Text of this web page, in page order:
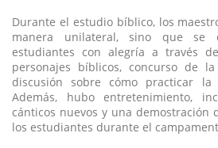
Durante el estudio bíblico, los
manera unilateral, sino que se
estudiantes con alegría a través
personajes bíblicos, concurso de
discusión sobre cómo practicar
Además, hubo entretenimiento,
cánticos nuevos y una demostración
los estudiantes durante el